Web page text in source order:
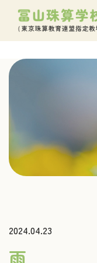
2024.04.23
雨